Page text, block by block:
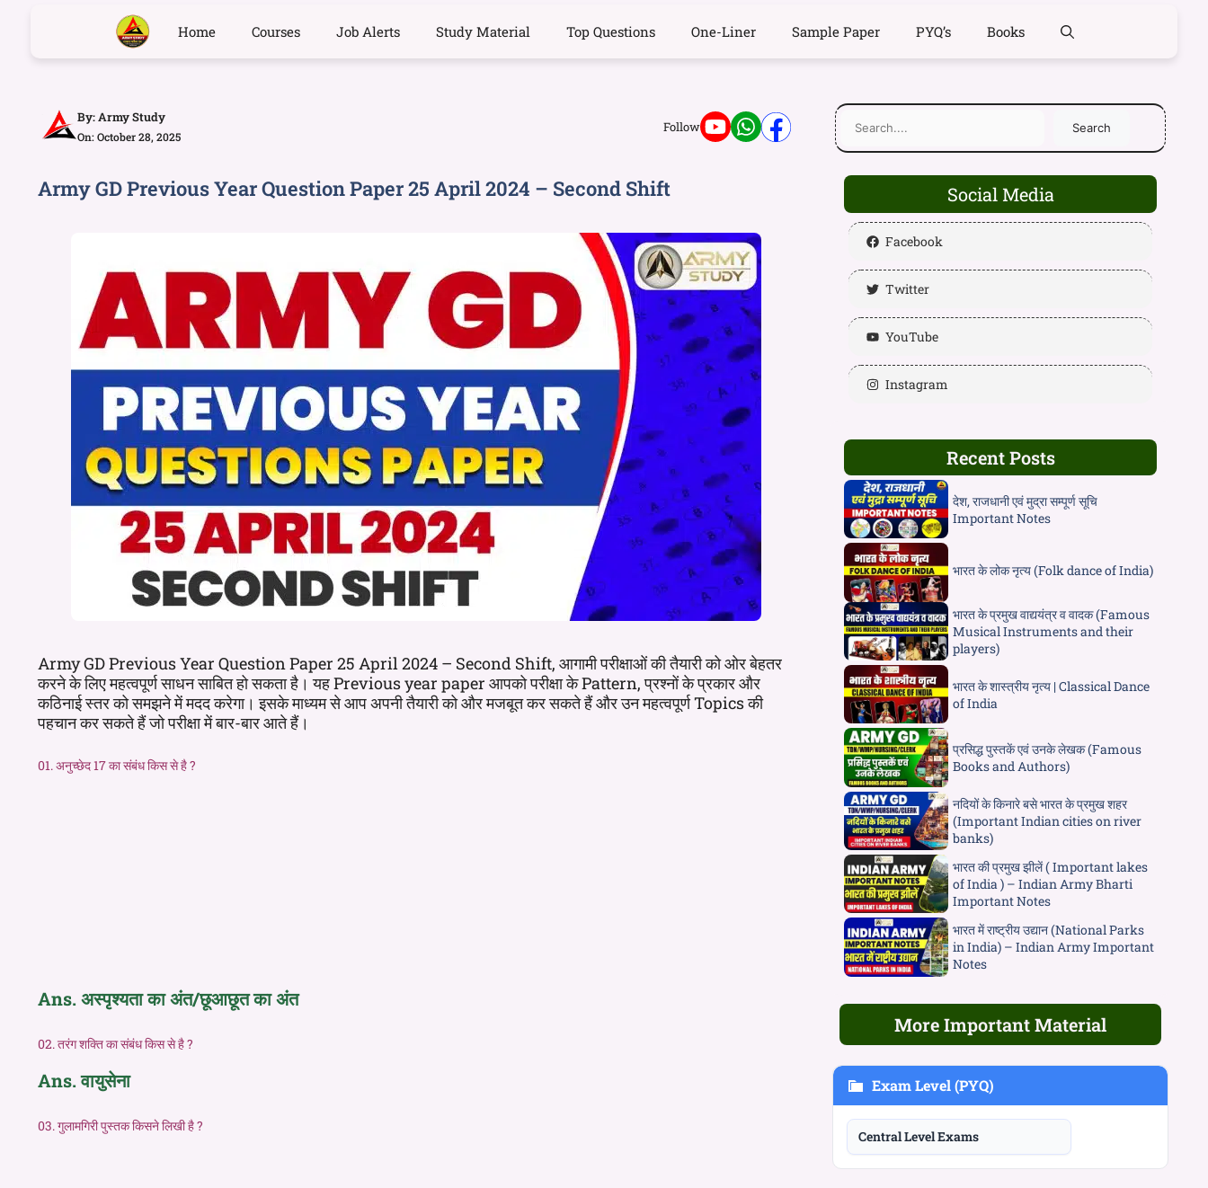
Home Courses Job Alerts Study Material Top Questions One-Liner Sample Paper PYQ’s Books
By:Army Study
On: October 28, 2025
Follow
Army GD Previous Year Question Paper 25 April 2024 – Second Shift
Army GD Previous Year Question Paper 25 April 2024 – Second Shift, आगामी परीक्षाओं की तैयारी को ओर बेहतर
करने के लिए महत्वपूर्ण साधन साबित हो सकता है। यह Previous year paper आपको परीक्षा के Pattern, प्रश्नों के प्रकार और
कठिनाई स्तर को समझने में मदद करेगा। इसके माध्यम से आप अपनी तैयारी को और मजबूत कर सकते हैं और उन महत्वपूर्ण Topics की
पहचान कर सकते हैं जो परीक्षा में बार-बार आते हैं।
01. अनुच्छेद 17 का संबंध किस से है ?
Ans. अस्पृश्यता का अंत/छूआछूत का अंत
02. तरंग शक्ति का संबंध किस से है ?
Ans. वायुसेना
03. गुलामगिरी पुस्तक किसने लिखी है ?
Search
Social Media
Facebook
Twitter
YouTube
Instagram
Recent Posts
देश, राजधानी एवं मुद्रा सम्पूर्ण सूचि
Important Notes
भारत के लोक नृत्य (Folk dance of India)
भारत के प्रमुख वाद्ययंत्र व वादक (Famous
Musical Instruments and their
players)
भारत के शास्त्रीय नृत्य | Classical Dance
of India
प्रसिद्ध पुस्तकें एवं उनके लेखक (Famous
Books and Authors)
नदियों के किनारे बसे भारत के प्रमुख शहर
(Important Indian cities on river
banks)
भारत की प्रमुख झीलें ( Important lakes
of India ) – Indian Army Bharti
Important Notes
भारत में राष्ट्रीय उद्यान (National Parks
in India) – Indian Army Important
Notes
More Important Material
Exam Level (PYQ)
Central Level Exams